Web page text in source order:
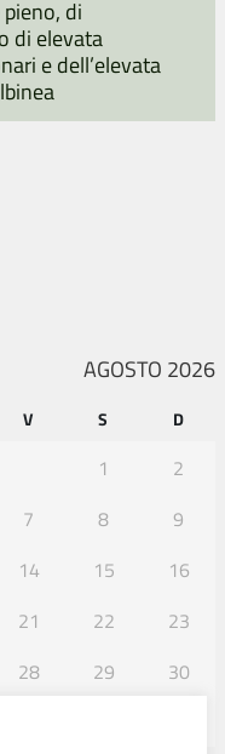
di
di elevata
e dell’elevata
AGOSTO 2026
V S D
1
2
7 8
9
14 15
16
21 22
23
28 29
30